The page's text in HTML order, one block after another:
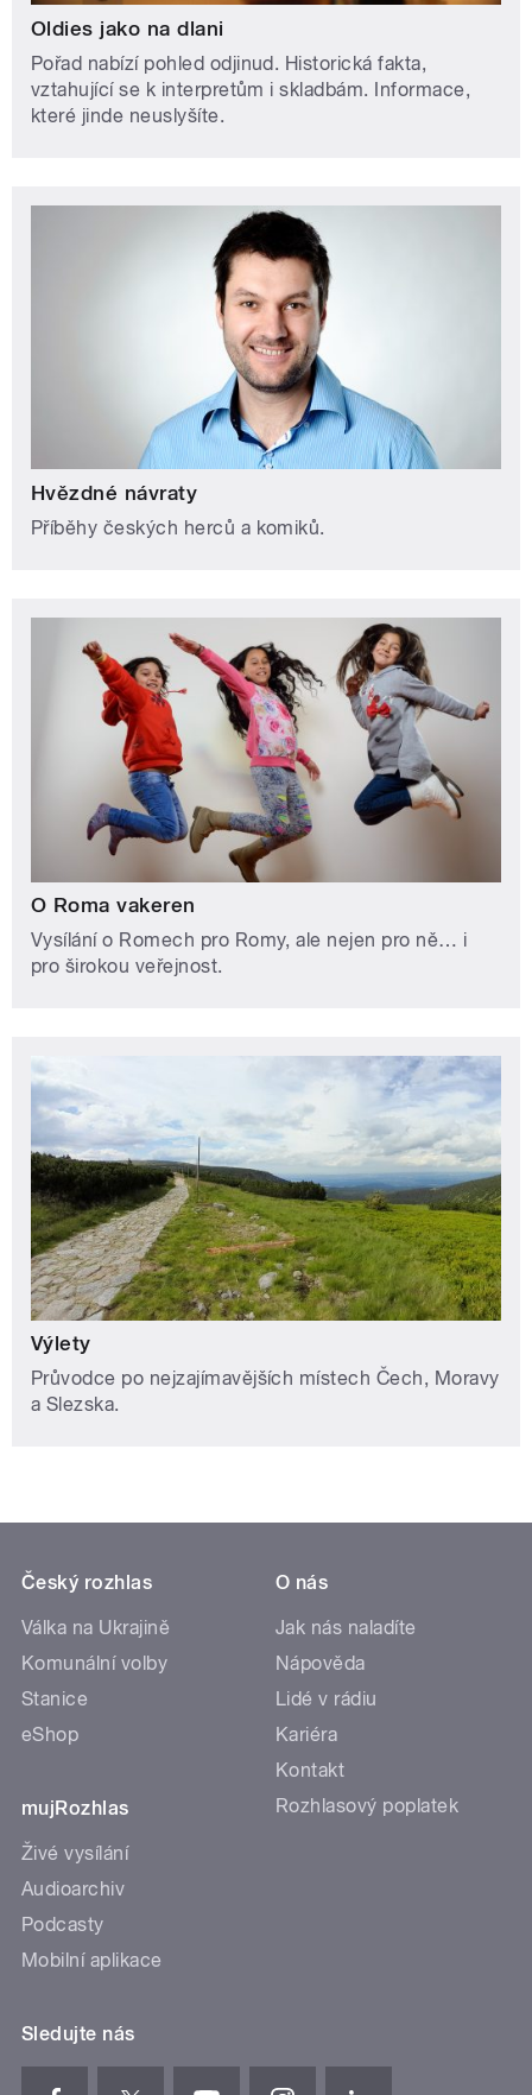
Oldies jako na dlani
Pořad nabízí pohled odjinud. Historická fakta,
vztahující se k interpretům i skladbám. Informace,
které jinde neuslyšíte.
Hvězdné návraty
Příběhy českých herců a komiků.
O Roma vakeren
Vysílání o Romech pro Romy, ale nejen pro ně… i
pro širokou veřejnost.
Výlety
Průvodce po nejzajímavějších místech Čech, Moravy
a Slezska.
Český rozhlas
Válka na Ukrajině
Komunální volby
Stanice
eShop
mujRozhlas
Živé vysílání
Audioarchiv
Podcasty
Mobilní aplikace
O nás
Jak nás naladíte
Nápověda
Lidé v rádiu
Kariéra
Kontakt
Rozhlasový poplatek
Sledujte nás